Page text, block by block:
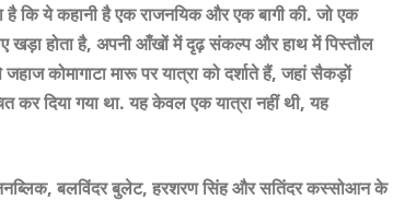
कि ये कहानी है एक राजनयिक और एक बागी की. जो एक
खड़ा होता है, अपनी आँखों में दृढ़ संकल्प और हाथ में पिस्तौल
कोमागाटा मारू पर यात्रा को दर्शाते हैं, जहां सैकड़ों
दिया गया था. यह केवल एक यात्रा नहीं थी, यह
बलविंदर बुलेट, हरशरण सिंह और सतिंदर कस्सोआन के